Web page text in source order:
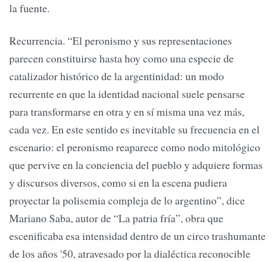
la fuente.
Recurrencia. “El peronismo y sus representaciones
parecen constituirse hasta hoy como una especie de
catalizador histórico de la argentinidad: un modo
recurrente en que la identidad nacional suele pensarse
para transformarse en otra y en sí misma una vez más,
cada vez. En este sentido es inevitable su frecuencia en el
escenario: el peronismo reaparece como nodo mitológico
que pervive en la conciencia del pueblo y adquiere formas
y discursos diversos, como si en la escena pudiera
proyectar la polisemia compleja de lo argentino”, dice
Mariano Saba, autor de “La patria fría”, obra que
escenificaba esa intensidad dentro de un circo trashumante
de los años '50, atravesado por la dialéctica reconocible